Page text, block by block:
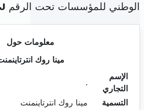
الوطني للمؤسسات تحت الرقم
معلومات حول
مينا روك
الإسم
التجاري
.
التسمية
مينا روك انترتاينمنت